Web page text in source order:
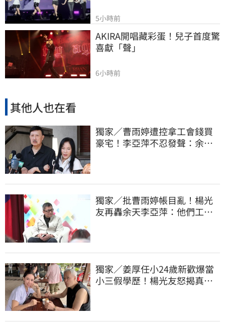
5小時前
AKIRA開唱藏彩蛋！兒子首度驚
喜獻「聲」
6小時前
其他人也在看
獨家／曹雨婷遭控拿工會錢買
豪宅！李亞萍不忍發聲：余天
獨家／批曹雨婷帳目亂！楊光
友再轟余天李亞萍：他們工會
獨家／姜厚任小24歲新歡爆當
小三假學歷！楊光友怒揭真實